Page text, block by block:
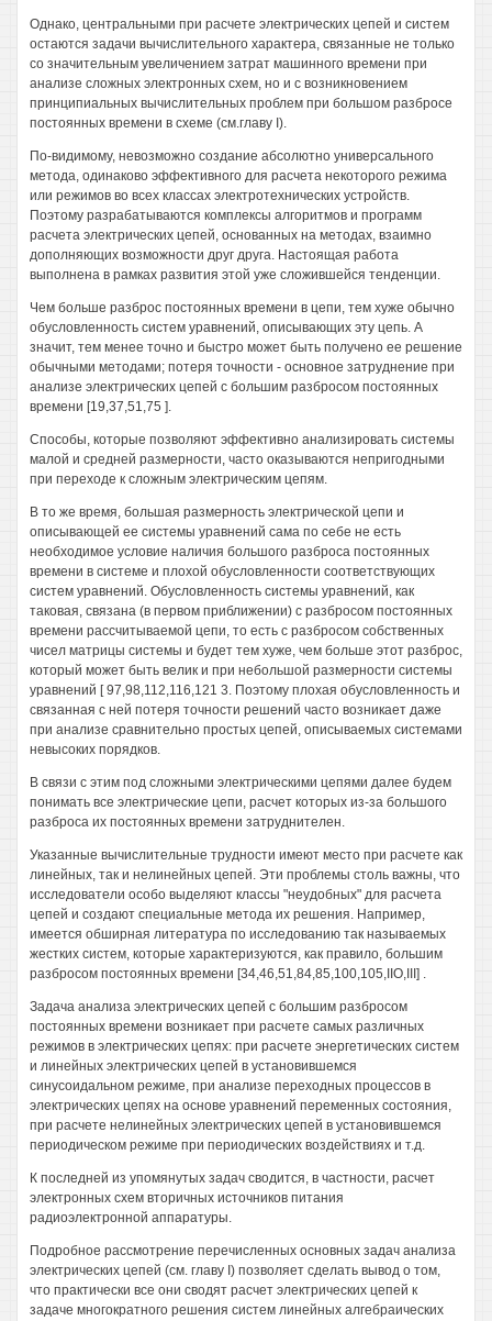
Однако, центральными при расчете электрических цепей и систем
остаются задачи вычислительного характера, связанные не только
со значительным увеличением затрат машинного времени при
анализе сложных электронных схем, но и с возникновением
принципиальных вычислительных проблем при большом разбросе
постоянных времени в схеме (см.главу I).
По-видимому, невозможно создание абсолютно универсального
метода, одинаково эффективного для расчета некоторого режима
или режимов во всех классах электротехнических устройств.
Поэтому разрабатываются комплексы алгоритмов и программ
расчета электрических цепей, основанных на методах, взаимно
дополняющих возможности друг друга. Настоящая работа
выполнена в рамках развития этой уже сложившейся тенденции.
Чем больше разброс постоянных времени в цепи, тем хуже обычно
обусловленность систем уравнений, описывающих эту цепь. А
значит, тем менее точно и быстро может быть получено ее решение
обычными методами; потеря точности - основное затруднение при
анализе электрических цепей с большим разбросом постоянных
времени [19,37,51,75 ].
Способы, которые позволяют эффективно анализировать системы
малой и средней размерности, часто оказываются непригодными
при переходе к сложным электрическим цепям.
В то же время, большая размерность электрической цепи и
описывающей ее системы уравнений сама по себе не есть
необходимое условие наличия большого разброса постоянных
времени в системе и плохой обусловленности соответствующих
систем уравнений. Обусловленность системы уравнений, как
таковая, связана (в первом приближении) с разбросом постоянных
времени рассчитываемой цепи, то есть с разбросом собственных
чисел матрицы системы и будет тем хуже, чем больше этот разброс,
который может быть велик и при небольшой размерности системы
уравнений [ 97,98,112,116,121 3. Поэтому плохая обусловленность и
связанная с ней потеря точности решений часто возникает даже
при анализе сравнительно простых цепей, описываемых системами
невысоких порядков.
В связи с этим под сложными электрическими цепями далее будем
понимать все электрические цепи, расчет которых из-за большого
разброса их постоянных времени затруднителен.
Указанные вычислительные трудности имеют место при расчете как
линейных, так и нелинейных цепей. Эти проблемы столь важны, что
исследователи особо выделяют классы "неудобных" для расчета
цепей и создают специальные метода их решения. Например,
имеется обширная литература по исследованию так называемых
жестких систем, которые характеризуются, как правило, большим
разбросом постоянных времени [34,46,51,84,85,100,105,IIO,III] .
Задача анализа электрических цепей с большим разбросом
постоянных времени возникает при расчете самых различных
режимов в электрических цепях: при расчете энергетических систем
и линейных электрических цепей в установившемся
синусоидальном режиме, при анализе переходных процессов в
электрических цепях на основе уравнений переменных состояния,
при расчете нелинейных электрических цепей в установившемся
периодическом режиме при периодических воздействиях и т.д.
К последней из упомянутых задач сводится, в частности, расчет
электронных схем вторичных источников питания
радиоэлектронной аппаратуры.
Подробное рассмотрение перечисленных основных задач анализа
электрических цепей (см. главу I) позволяет сделать вывод о том,
что практически все они сводят расчет электрических цепей к
задаче многократного решения систем линейных алгебраических